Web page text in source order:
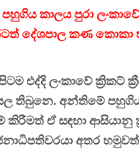
කාලය පුරා
දේශපාල කණ කොකා
එද්දි ලංකාවේ
තිබුනෙ. අන්තිමේ පහුගිය
කිරීමත් ඒ සඳහා
අතර